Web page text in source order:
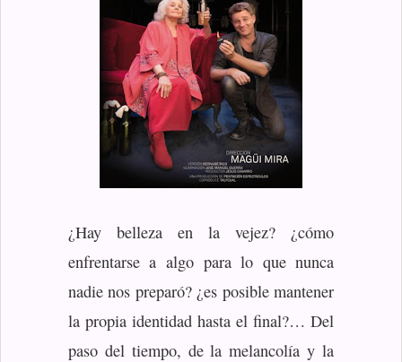
¿Hay belleza en la vejez? ¿cómo
enfrentarse a algo para lo que nunca
nadie nos preparó? ¿es posible mantener
la propia identidad hasta el final?… Del
paso del tiempo, de la melancolía y la